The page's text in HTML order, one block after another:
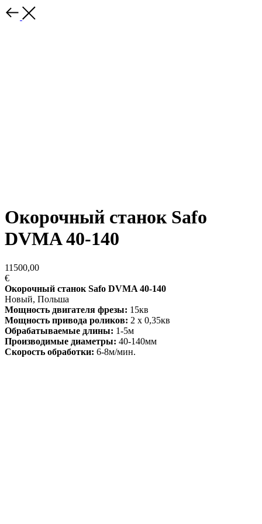
Окорочный станок Safo
DVMA 40-140
11500,00
€
Окорочный станок Safo DVMA 40-140
Новый, Польша
Мощность двигателя фрезы: 15кв
Мощность привода роликов: 2 х 0,35кв
Обрабатываемые длины: 1-5м
Производимые диаметры: 40-140мм
Скорость обработки: 6-8м/мин.